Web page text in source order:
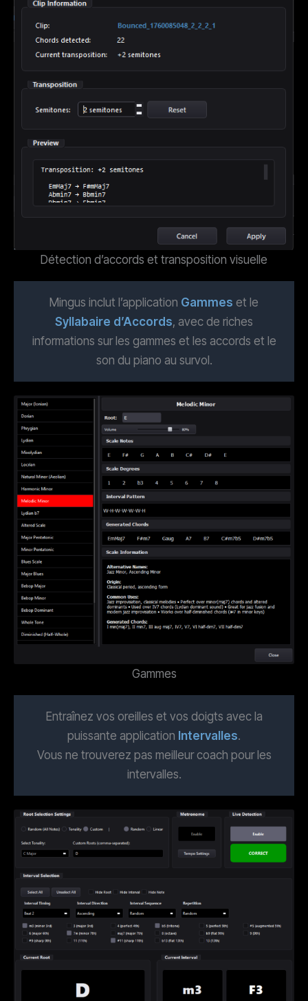
Détection d’accords et transposition visuelle
Mingus inclut l’application Gammes et le
Syllabaire d’Accords, avec de riches
informations sur les gammes et les accords et le
son du piano au survol.
Gammes
Entraînez vos oreilles et vos doigts avec la
puissante application Intervalles.
Vous ne trouverez pas meilleur coach pour les
intervalles.